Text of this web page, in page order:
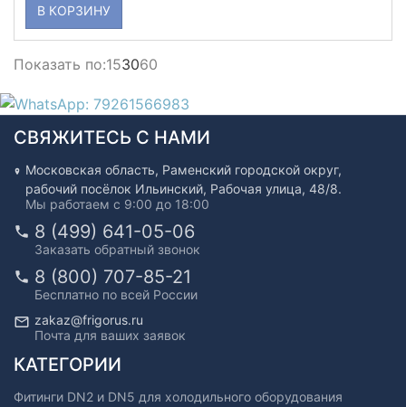
В КОРЗИНУ
Показать по:153060
СВЯЖИТЕСЬ С НАМИ
Московская область, Раменский городской округ,
рабочий посёлок Ильинский, Рабочая улица, 48/8.
Мы работаем с 9:00 до 18:00
8 (499) 641-05-06
Заказать обратный звонок
8 (800) 707-85-21
Бесплатно по всей России
zakaz@frigorus.ru
Почта для ваших заявок
КАТЕГОРИИ
Фитинги DN2 и DN5 для холодильного оборудования